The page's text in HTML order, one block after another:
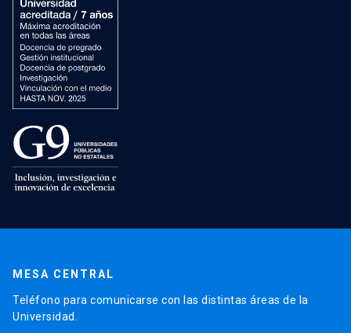
MESA CENTRAL
Teléfono para comunicarse con las distintas áreas de la
Universidad.